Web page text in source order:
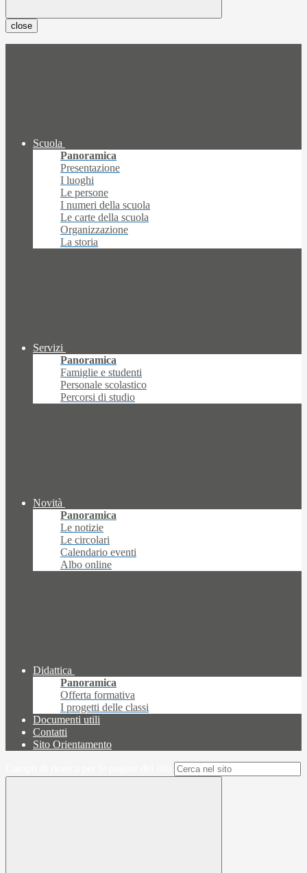
close
Scuola
Panoramica
Presentazione
I luoghi
Le persone
I numeri della scuola
Le carte della scuola
Organizzazione
La storia
Servizi
Panoramica
Famiglie e studenti
Personale scolastico
Percorsi di studio
Novità
Panoramica
Le notizie
Le circolari
Calendario eventi
Albo online
Didattica
Panoramica
Offerta formativa
I progetti delle classi
Documenti utili
Contatti
Sito Orientamento